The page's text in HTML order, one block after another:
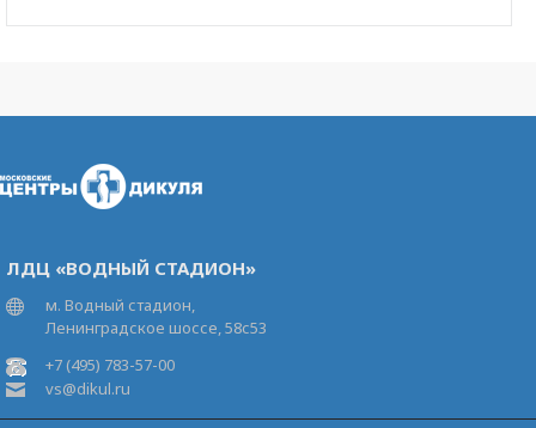
ЛДЦ «ВОДНЫЙ СТАДИОН»
м. Водный стадион,
Ленинградское шоссе, 58с53
+7 (495) 783-57-00
vs@dikul.ru